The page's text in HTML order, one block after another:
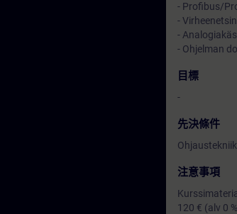
- Profibus/
-
-
- Ohjelman
目標
-
先決條件
注意事項
120 € (alv 0